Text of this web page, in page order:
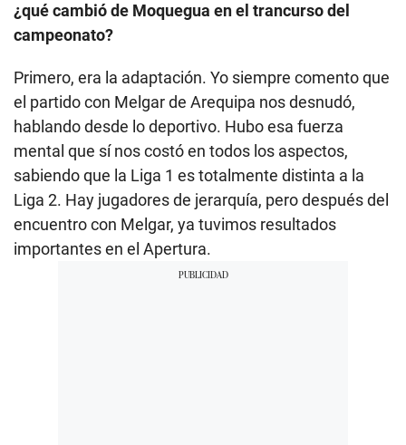
¿qué cambió de Moquegua en el trancurso del
campeonato?
Primero, era la adaptación. Yo siempre comento que
el partido con Melgar de Arequipa nos desnudó,
hablando desde lo deportivo. Hubo esa fuerza
mental que sí nos costó en todos los aspectos,
sabiendo que la Liga 1 es totalmente distinta a la
Liga 2. Hay jugadores de jerarquía, pero después del
encuentro con Melgar, ya tuvimos resultados
importantes en el Apertura.